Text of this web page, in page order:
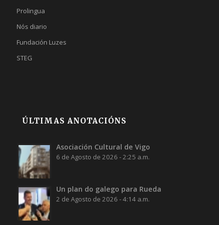
Prolingua
Nós diario
Fundación Luzes
STEG
ÚLTIMAS ANOTACIÓNS
Asociación Cultural de Vigo
6 de Agosto de 2026 - 2:25 a.m.
Un plan do galego para Rueda
2 de Agosto de 2026 - 4:14 a.m.